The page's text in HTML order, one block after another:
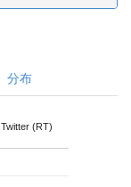
分布
Twitter (RT)